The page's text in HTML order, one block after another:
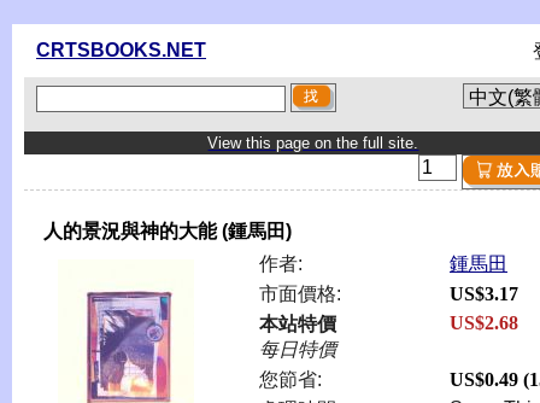
CRTSBOOKS.NET
View this page on the full site.
人的景況與神的大能 (鍾馬田)
作者:
鍾馬田
市面價格:
US$3.17
本站特價
每日特價
US$2.68
您節省:
US$0.49